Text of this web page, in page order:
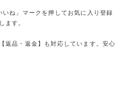
ね」マークを押してお気に入り登録
ます。
返品・返金】も対応しています。安心